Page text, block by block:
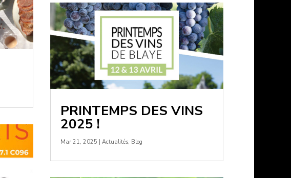
PRINTEMPS DES VINS
2025 !
Mar 21, 2025 Actualités, Blog